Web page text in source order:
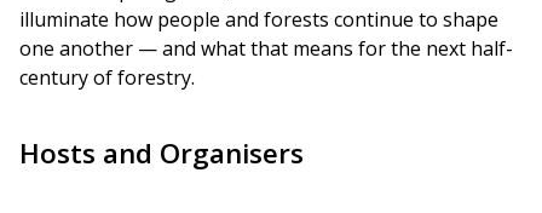
illuminate how people and forests continue to shape
one another — and what that means for the next half-
century of forestry.
Hosts and Organisers